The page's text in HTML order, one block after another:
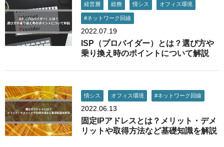
経営層 総務 情シス オフィス環境
#ネットワーク回線
2022.07.19
ISP（プロバイダー）とは？選び方や
乗り換え時のポイントについて解説
情シス オフィス環境 #ネットワーク回線
2022.06.13
固定IPアドレスとは？メリット・デメ
リットや取得方法など基礎知識を解説